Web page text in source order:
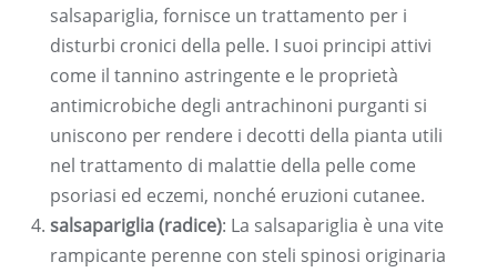
salsapariglia, fornisce un trattamento per i
disturbi cronici della pelle. I suoi principi attivi
come il tannino astringente e le proprietà
antimicrobiche degli antrachinoni purganti si
uniscono per rendere i decotti della pianta utili
nel trattamento di malattie della pelle come
psoriasi ed eczemi, nonché eruzioni cutanee.
salsapariglia (radice): La salsapariglia è una vite
rampicante perenne con steli spinosi originaria